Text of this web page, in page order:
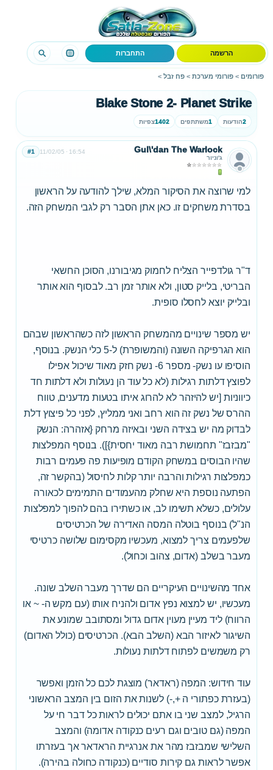
הרשמה התחברות
פורומים > פורומי מערכת > פח זבל >
Blake Stone 2- Planet Strike
2הודעות 1משתתפים 1402צפיות
Gul\'dan The Warlock
ג'וניור
11/02/05 16:54
#1
למי שרוצה את הסיקור המלא, שילך להודעה על הראשון
בסדרת משחקים זו. כאן אתן הסבר רק לגבי המשחק הזה.
ד"ר גולדפייר הצליח לחמוק מגיבורנו, הסוכן החשאי
הבריטי, בלייק סטון, ולא אותר זמן רב. לבסוף הוא אותר
ובלייק יוצא לחסלו סופית.
יש מספר שינויים מהמשחק הראשון לזה כשהראשון שבהם
הוא הגרפיקה השונה (והמשופרת) ל-5 כלי הנשק. בנוסף,
הוסיפו עו נשק- מספר 6- נשק חזק מאוד שיכול אפילו
לפוצץ דלתות רגילות (לא כל עוד הן נעולות ולא דלתות חד
כיווניות [יש להיזהר לא להרוג איתו בטעות מדענים, טווח
ההרס של נשק זה הוא רחב ואני ממליץ, לפני כל פיצוץ דלת
לבדוק מה יש בצידה השני ובאיזה מרחק {אזהרה: הנשק
"מבזבז" תחמושת רבה מאוד יחסית}]). בנוסף המפלצות
שהיו הבוסים במשחק הקודם מופיעות פה פעמים רבות
כמפלצות רגילות והרבה יותר קלות לחיסול (בהקשר זה,
הפתעה נוספת היא שחלק מהעמודים התמימים לכאורה
עלולים, כשלא תשימו לב, או כשתירו בהם להפוך למפלצות
הנ"ל) בנוסף בוטלה המסה האדירה של הכרטיסים
שלפעמים צריך למצוא, מעכשיו מקסימום שלושה כרטיסי
מעבר בשלב (אדום, צהוב וכחול).
אחד מהשינויים העיקריים הם שדרך מעבר השלב שונה.
מעכשיו, יש למצוא נפץ אדום ולהניח אותו (עם מקש ה- ~ או
הרווח) ליד מעיין מעוין אדום גדול ומסתובב שמונע את
השיגור לאיזור הבא (השלב הבא). הכרטיסים (כולל האדום)
רק משמשים לפתוח דלתות נעולות.
עוד חידוש: המפה (ראדאר) מוצגת לכם כל הזמן ואפשר
(בעזרת כפתורי ה +,-) לשנות את הזום בין המצב הראשוני
הרגיל, למצב שני בו אתם יכולים לראות כל דבר חי על
המפה (גם טובים וגם רעים כנקודה אדומה) והמצב
השלישי שמבזבז מהר את אנרגיית הראדאר אך בעזרתו
אפשר לראות גם קירות סודיים (כנקודה כחולה בהירה).